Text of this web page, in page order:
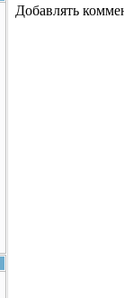
Добавлять